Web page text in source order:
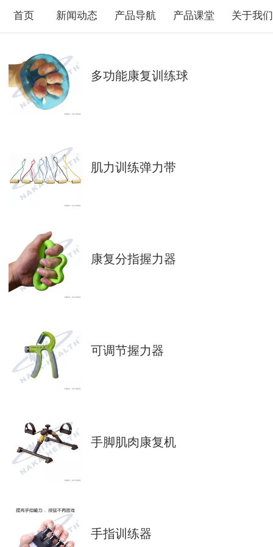
首页 新闻动态 产品导航 产品课堂 关于我们
多功能康复训练球
肌力训练弹力带
康复分指握力器
可调节握力器
手脚肌肉康复机
手指训练器